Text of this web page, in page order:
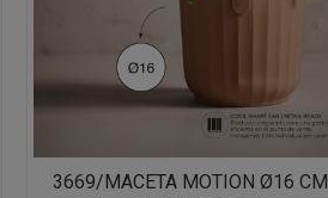
3669/MACETA MOTION Ø16 CM